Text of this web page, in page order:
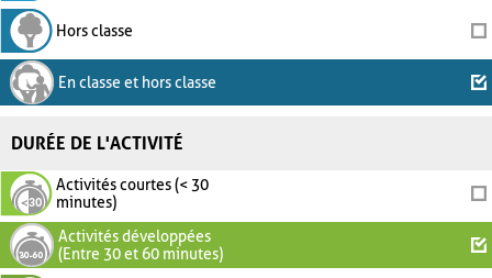
Hors classe
En classe et hors classe
DURÉE DE L'ACTIVITÉ
Activités courtes (< 30
minutes)
Activités développées
(Entre 30 et 60 minutes)